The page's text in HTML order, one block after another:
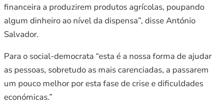
financeira a produzirem produtos agrícolas, poupando
algum dinheiro ao nível da dispensa”, disse António
Salvador.
Para o social-democrata “esta é a nossa forma de ajudar
as pessoas, sobretudo as mais carenciadas, a passarem
um pouco melhor por esta fase de crise e dificuldades
económicas.”